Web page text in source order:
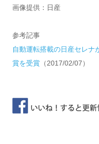
画像提供：日産
参考記事
自動運転搭載の日産セレナ
賞を受賞（2017/02/07）